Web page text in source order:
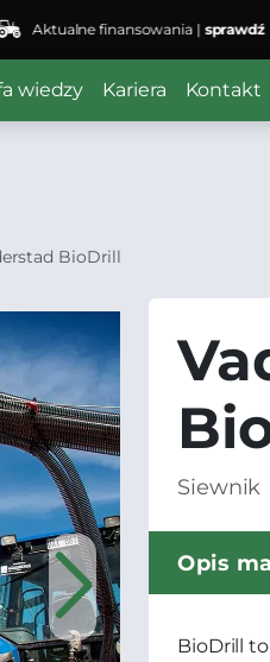
is deprecated in/
rules.php
finansowania |sprawdź
wiedzy Kariera Kontakt
BioDrill
Siewnik
Opis
BioDrill